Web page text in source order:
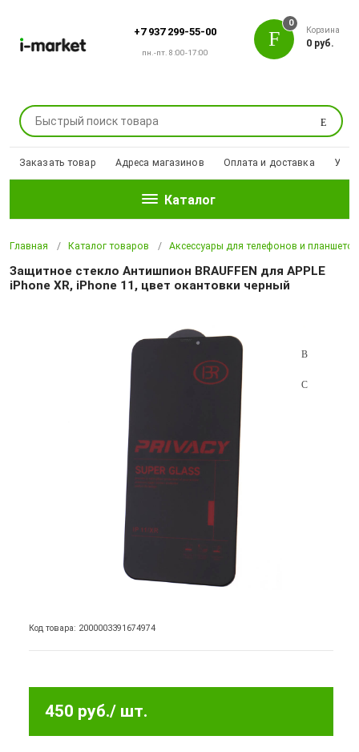
+7 937 299-55-00
пн.-пт. 8:00-17:00
Поиск
0
Корзина
0 руб.
Заказать товар Адреса магазинов Оплата и доставка
Каталог
Главная Каталог товаров Аксессуары для телефонов и планшетов
Защитное стекло Антишпион BRAUFFEN для APPLE
iPhone XR, iPhone 11, цвет окантовки черный
Код товара: 2000003391674974
450 руб./ шт.